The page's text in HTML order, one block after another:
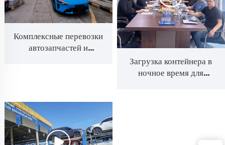
Комплексные перевозки
автозапчастей и
Загрузка контейнера в
ночное время для